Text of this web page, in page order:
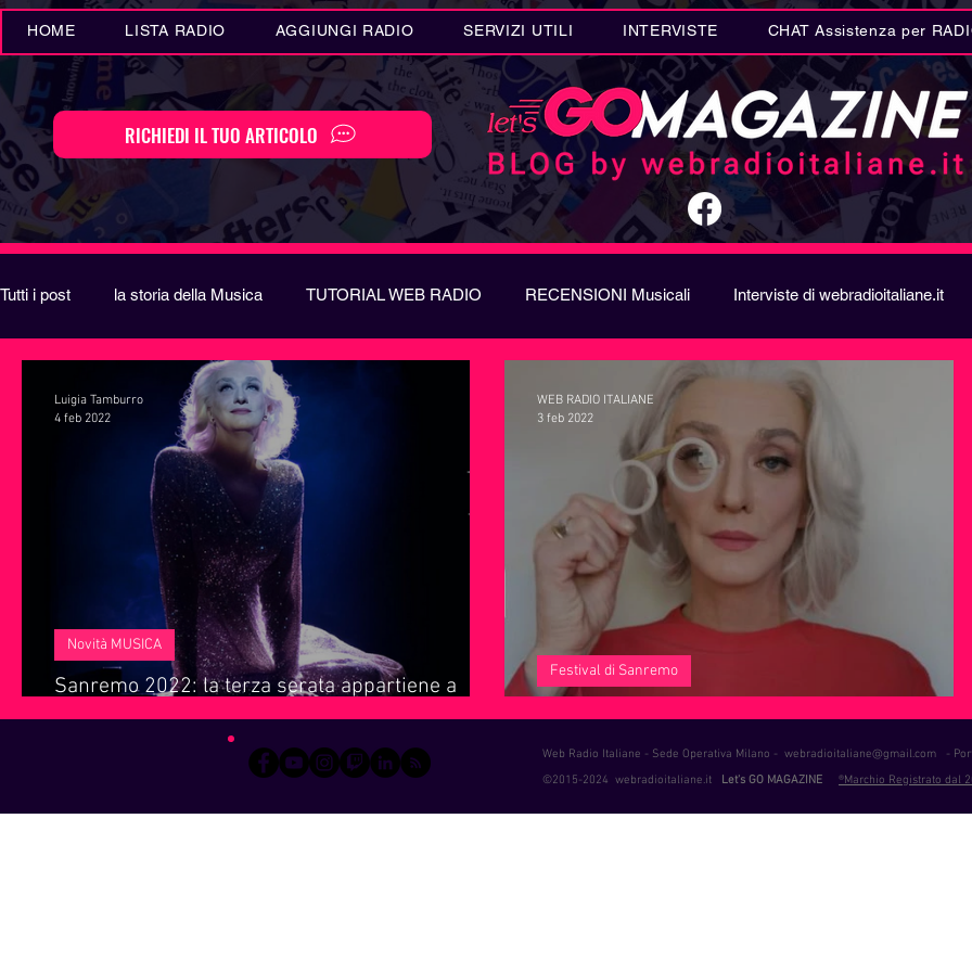
HOME LISTA RADIO AGGIUNGI RADIO SERVIZI UTILI INTERVISTE CHAT Assistenza per
RICHIEDI IL TUO ARTICOLO
Tutti i post la storia della Musica TUTORIAL WEB RADIO RECENSIONI Musicali Interviste di webradioitaliane.it
Novità MUSICA Letteratura Curiosità Radio
Festival di Sanremo Arte EUROVISION SONG CONTEST Donne Biografie
Servizi offerti da WRI Halloween Consigli Life Coaching
Sanremo 2022: la terza serata appartiene a
Drusilla Foer!
Novità MUSICA
Luigia Tamburro
4 feb 2022
Drusilla Foer, una “Diva” alla ribalta
Festival di Sanremo
WEB RADIO ITALIANE
3 feb 2022
Web Radio Italiane - Sede Operativa Milano - webradioitaliane@gmail.com -
©2015-2024 webradioitaliane.it Let's GO MAGAZINE ®Marchio Registrato dal